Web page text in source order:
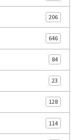
206
646
84
23
128
114